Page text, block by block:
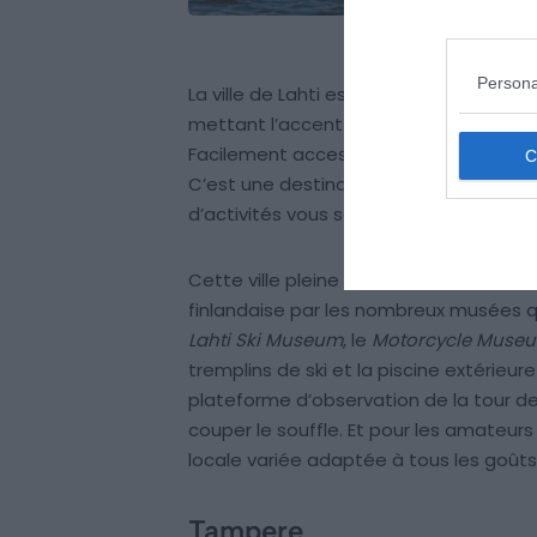
La ville de Lahti est la première ville
mettant l’accent sur un mode de vie
Facilement accessible depuis
C’est une destination dynamique et
d’activités vous sont proposées.
Cette ville pleine de charme offre un
finlandaise par les nombreux musées
Lahti Ski Museum, le Motorcycle
tremplins de ski et la piscine
plateforme d’observation de la tour
couper le souffle. Et pour les
locale variée adaptée à tous les